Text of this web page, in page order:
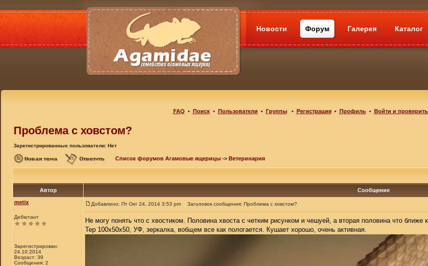
Новости Форум Галерея Каталог
FAQ • Поиск• Пользователи • Группы• Регистрация• Профиль• Войти и
Проблема с ховстом?
Зарегистрированные пользователи: Нет
Список форумов Агамовые ящерицы -> Ветеринария
Автор
Сообщение
metix
Дебютант
Зарегистрирован:
24.10.2014
Возраст: 39
Сообщения: 2
Добавлено: Пт Окт 24, 2014 3:53 pm Заголовок сообщения: Проблема с ховстом?
Не могу понять что с хвостиком. Половина хвоста с четким рисунком и чешуей, а вторая половина что ближе
Тер 100х50х50, УФ, зеркалка, вобщем все как пологается. Кушает хорошо, очень активная.